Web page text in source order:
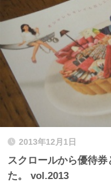
2013年12月1日
スクロールから優待
た。 vol.2013